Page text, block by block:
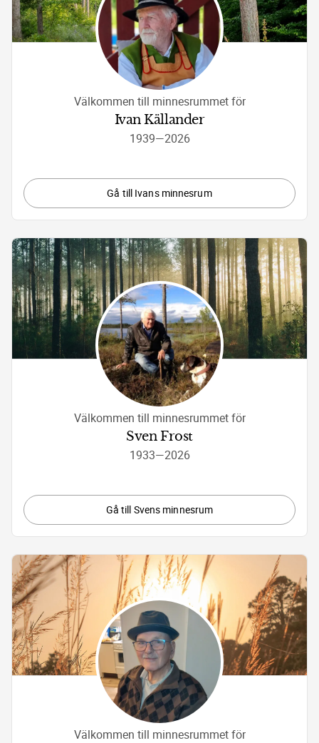
Välkommen till minnesrummet för
Ivan Källander
1939—2026
Gå till Ivans minnesrum
Välkommen till minnesrummet för
Sven Frost
1933—2026
Gå till Svens minnesrum
Välkommen till minnesrummet för